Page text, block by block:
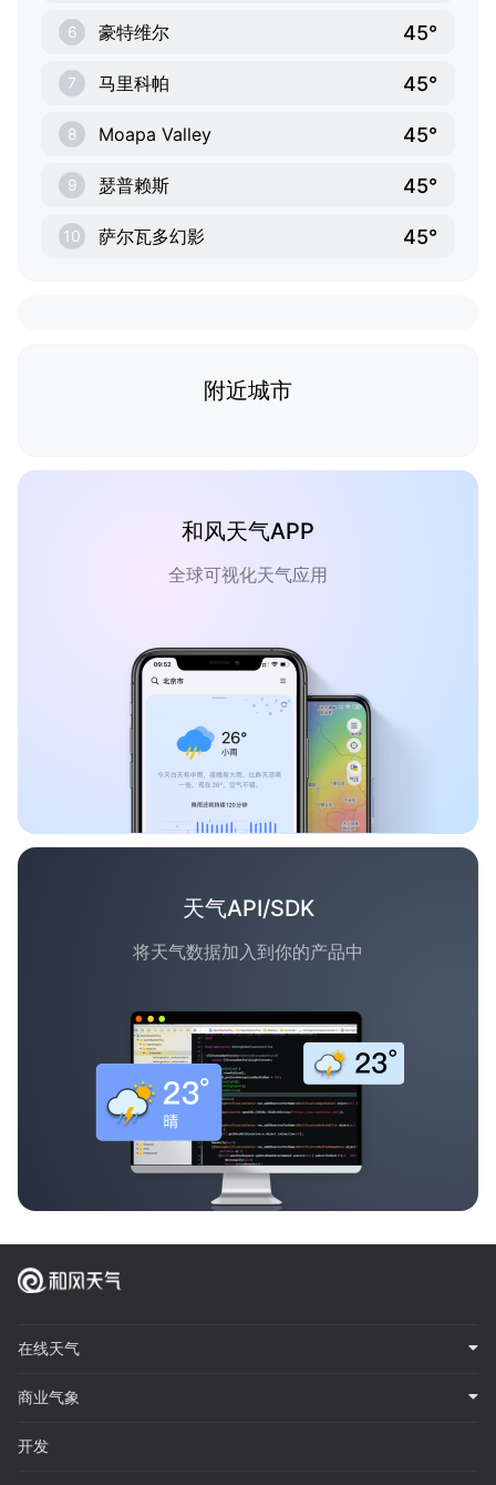
6 豪特维尔 45°
7 马里科帕 45°
8 Moapa Valley 45°
9 瑟普赖斯 45°
10 萨尔瓦多幻影 45°
附近城市
和风天气APP
全球可视化天气应用
天气API/SDK
将天气数据加入到你的产品中
在线天气
商业气象
开发